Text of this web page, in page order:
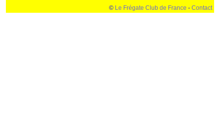
© Le Frégate Club de France - Contact